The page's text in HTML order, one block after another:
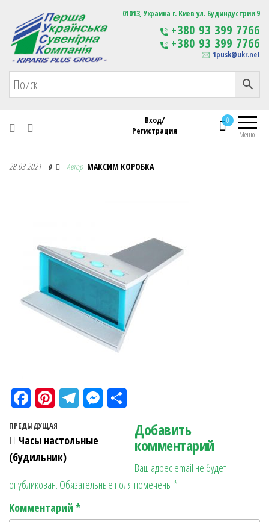
Первая Украинская Сувенирная Компания Изготовление
сувенирной продукции
с логотипом
01013, Украина г. Киев ул. Будиндустрии 9
+380 93 399 7766
+380 93 399 7766
1pusk@ukr.net
Меню
0
Вход/
Регистрация
Первая Украинская Сувенирная Компания
28.03.2021 0 Автор МАКСИМ КОРОБКА
Fa
ce
bo
ok
Pi
nt
er
es
t
Te
gr
M
r
ра
в
ит
ь
Навигация по записям
Предыдущая запись
ПРЕДЫДУЩАЯ
Часы настольные
(будильник)
Добавить
комментарий
Ваш адрес email не будет
опубликован. Обязательные поля помечены *
Комментарий *